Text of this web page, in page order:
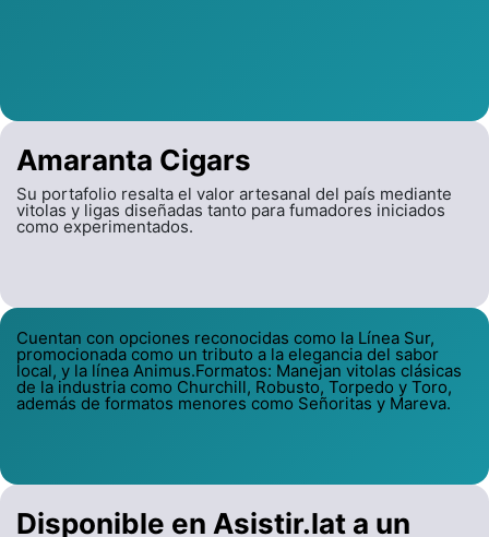
Amaranta Cigars
Su portafolio resalta el valor artesanal del país mediante
vitolas y ligas diseñadas tanto para fumadores iniciados
como experimentados.
Cuentan con opciones reconocidas como la Línea Sur,
promocionada como un tributo a la elegancia del sabor
local, y la línea Animus.Formatos: Manejan vitolas clásicas
de la industria como Churchill, Robusto, Torpedo y Toro,
además de formatos menores como Señoritas y Mareva.
Disponible en Asistir.lat a un